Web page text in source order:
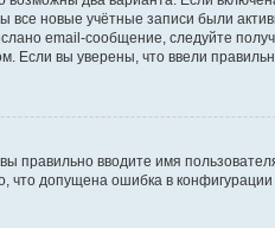
новые учётные записи были
email-сообщение, следуйте
Если вы уверены, что ввели
правильно вводите имя
допущена ошибка в